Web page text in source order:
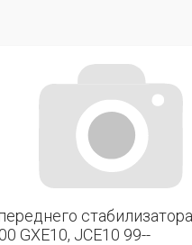
GXE10, JCE10 99--